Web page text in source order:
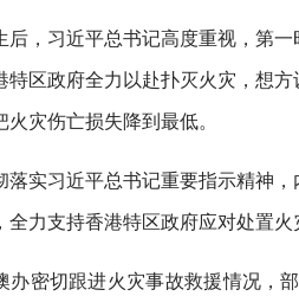
后，习近平总书记高度重视，第
特区政府全力以赴扑灭火灾，想
灾伤亡损失降到最低。
落实习近平总书记重要指示精神
力支持香港特区政府应对处置火
办密切跟进火灾事故救援情况，